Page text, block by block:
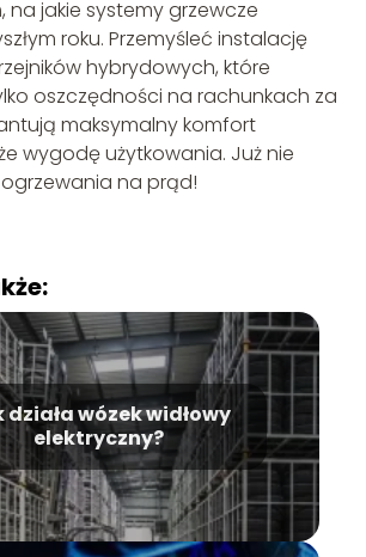
na jakie systemy grzewcze
roku. Przemyśleć instalację
hybrydowych, które
oszczędności na rachunkach za
maksymalny komfort
wygodę użytkowania. Już nie
na prąd!
działa wózek widłowy
elektryczny?